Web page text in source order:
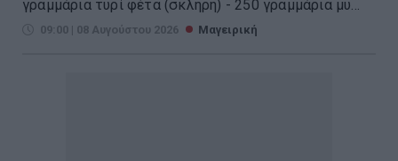
γραμμάρια τυρί φέτα (σκληρή) - 250 γραμμάρια μυ...
09:00 | 08 Αυγούστου 2026 Μαγειρική